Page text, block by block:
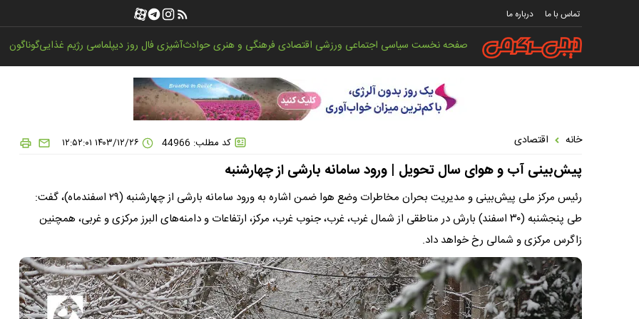
تماس با ما درباره ما
صفحه نخستسیاسی اجتماعی ورزشی اقتصادیفرهنگی و هنریحوادثآشپزیفال روزدیپلماسی رژیم غذاییگوناگون
خانه اقتصادی کد مطلب: 44966
پیش‌بینی آب و هوای سال تحویل | ورود سامانه بارشی از چهارشنبه
رئیس مرکز ملی پیش‌بینی و مدیریت بحران مخاطرات وضع هوا ضمن اشاره به ورود سامانه بارشی از چهارشنبه (۲۹ اسفندماه)، گفت:
طی پنجشنبه (۳۰ اسفند) بارش در مناطقی از شمال غرب، غرب، جنوب غرب، مرکز، ارتفاعات و دامنه‌های البرز مرکزی و غربی، همچنین
زاگرس مرکزی و شمالی رخ خواهد داد.